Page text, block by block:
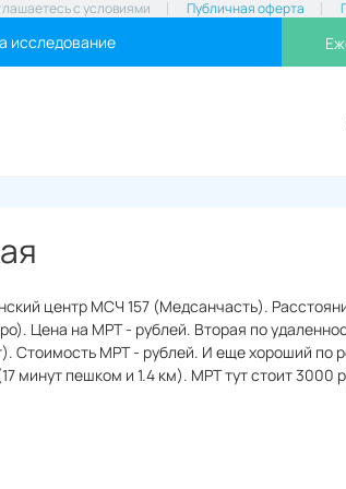
с условиями Публичная оферта
исследование
центр МСЧ 157 (Медсанчасть).
Цена на МРТ - рублей. Вторая по
Стоимость МРТ - рублей. И еще хороший по
минут пешком и 1.4 км). МРТ тут стоит 3000